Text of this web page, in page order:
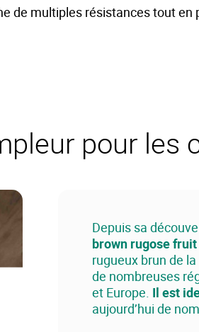
de multiples résistances tout
pour
Depuis sa
brown rugose fruit
rugueux brun de
de nombreuses
et Europe. Il est
aujourd’hui de